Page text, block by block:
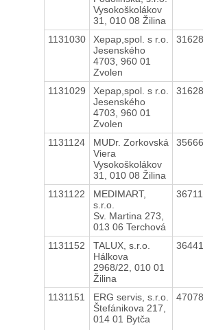
Vysokoškolákov
31, 010 08 Žilina
1131030
Xepap,spol. s r.o.
Jesenského
4703, 960 01
Zvolen
1131029
Xepap,spol. s r.o.
Jesenského
4703, 960 01
Zvolen
1131124
MUDr. Zorkovská
Viera
Vysokoškolákov
31, 010 08 Žilina
1131122
MEDIMART,
s.r.o.
Sv. Martina 273,
013 06 Terchová
1131152
TALUX, s.r.o.
Hálkova
2968/22, 010 01
Žilina
1131151
ERG servis, s.r.o.
Štefánikova 217,
014 01 Bytča